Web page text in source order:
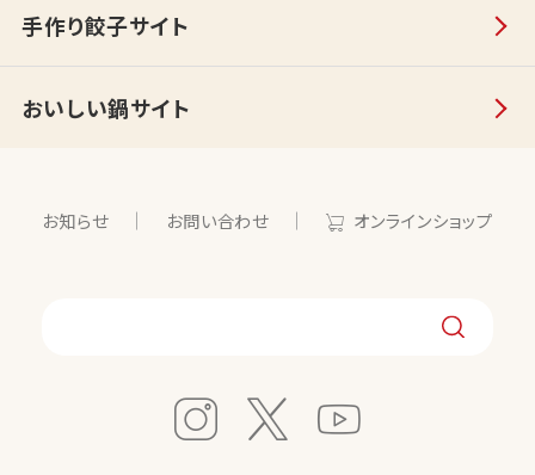
手作り餃子サイト
おいしい鍋サイト
お知らせ お問い合わせ オンラインショップ